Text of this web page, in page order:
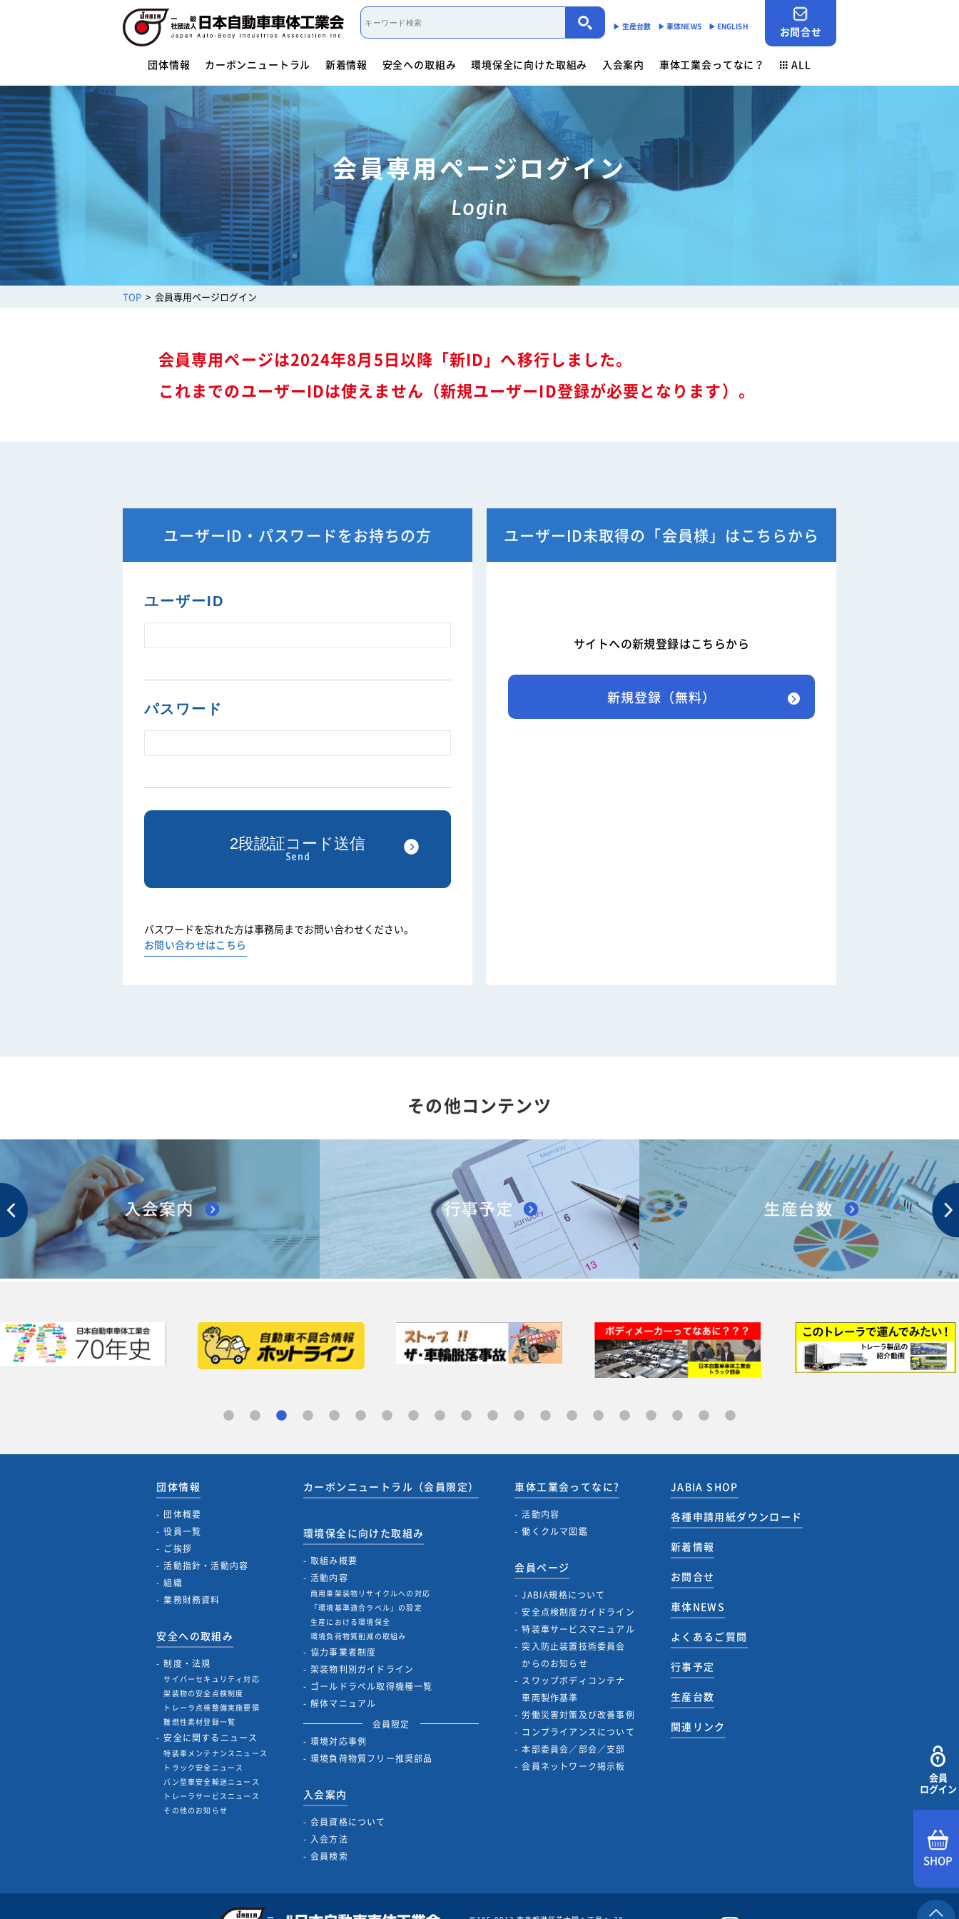
▶︎ 生産台数 ▶︎ 車体NEWS ▶︎ ENGLISH お問合せ
団体情報
団体概要 役員一覧
活動指針・活動内容
組織 業務財務資料
カーボンニュートラル 新着情報 安全への取組み
- サイバーセキュリティー対応
- 架装物の安全点検制度
- トレーラ点検整備実施要領
- 難燃物性素材登録一覧
安全に関するニュース
- 特装車メンテナンスニュース
- トラック安全ニュース
- バン型車安全輸送ニュース
- トレーラサービスニュース
- その他のお知らせ
環境保全に向けた取組み
協力事業者制度
活動内容
- 商用車架装物リサイクルへの対応
- 「環境基準適合ラベル」の設定
- 生産における環境保全
- 環境負荷物質削減の取組み
解体マニュアル一覧 架装物判別ガイドライン ゴールドラベル取得機種一覧
会員限定 環境対応事例 環境負荷物質フリー推奨部品
入会案内
会員資格について 入会方法 会員検索
車体工業会ってなに？
活動内容 働くクルマ図鑑
ALL
団体情報
団体概要
役員一覧
ご挨拶
活動指針・活動内容
業務財務資料
安全への取組み
制度・法規
サイバーセキュリティー対応
架装物の安全点検制度
特装車メンテナンスニュース
バン型車安全輸送ニュース
カーボンニュートラル（会員限定）
環境保全に向けた取組み
取組み概要
活動内容
商用車架装物リサイクルへの対応
「環境基準適合ラベル」の設定
生産における環境保全
環境負荷物質削減の取組み
協力事業者制度
架装物判別ガイドライン
環境対応事例
環境負荷物質フリー推奨部品
入会案内
会員資格について
入会方法
会員検索
車体工業会ってなに?
活動内容
働くクルマ図鑑
会員ページ
からのお知らせ
車両製作基準
各種申請用紙ダウンロード
お問合せ
会員専用ページログイン
Login
TOP 会員専用ページログイン
会員専用ページは2024年8月5日以降「新ID」へ移行しました。
これまでのユーザーIDは使えません（新規ユーザーID登録が必要となります）。
ユーザーID・パスワードをお持ちの方
ユーザーID
パスワード
パスワードを忘れた方は事務局までお問い合わせください。
お問い合わせはこちら
ユーザーID未取得の「会員様」はこちらから
サイトへの新規登録はこちらから
新規登録（無料）
会員
ログイン
SHOP
その他コンテンツ
団体情報
団体概要
役員一覧
ご挨拶
活動指針・活動内容
組織
業務財務資料
安全への取組み
制度・法規
サイバーセキュリティ対応
架装物の安全点検制度
トレーラ点検整備実施要領
難燃性素材登録一覧
安全に関するニュース
特装車メンテナンスニュース
トラック安全ニュース
バン型車安全輸送ニュース
トレーラサービスニュース
その他のお知らせ
カーボンニュートラル（会員限定）
環境保全に向けた取組み
取組み概要
活動内容
商用車架装物リサイクルへの対応
「環境基準適合ラベル」の設定
生産における環境保全
環境負荷物質削減の取組み
協力事業者制度
架装物判別ガイドライン
ゴールドラベル取得機種一覧
解体マニュアル
会員限定
環境対応事例
環境負荷物質フリー推奨部品
入会案内
会員資格について
入会方法
会員検索
車体工業会ってなに?
活動内容
働くクルマ図鑑
会員ページ
JABIA規格について
安全点検制度ガイドライン
特装車サービスマニュアル
突入防止装置技術委員会
からのお知らせ
スワップボディコンテナ
車両製作基準
労働災害対策及び改善事例
コンプライアンスについて
本部委員会／部会／支部
会員ネットワーク掲示板
JABIA SHOP
各種申請用紙ダウンロード
新着情報
お問合せ
車体NEWS
よくあるご質問
行事予定
生産台数
関連リンク